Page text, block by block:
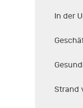
In der
Strand